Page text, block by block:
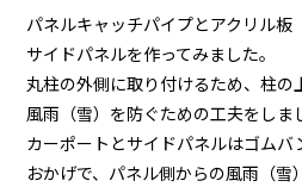
パネルキャッチパイプとアクリル
サイドパネルを作ってみました。
丸柱の外側に取り付けるため、柱
風雨（雪）を防ぐための工夫をしま
カーポートとサイドパネルはゴムバ
おかげで、パネル側からの風雨（雪